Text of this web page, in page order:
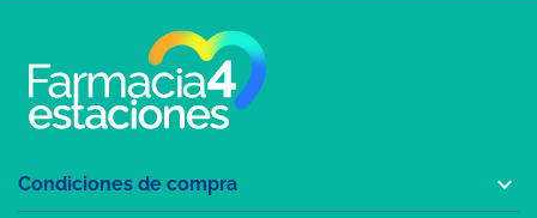
Condiciones de compra 